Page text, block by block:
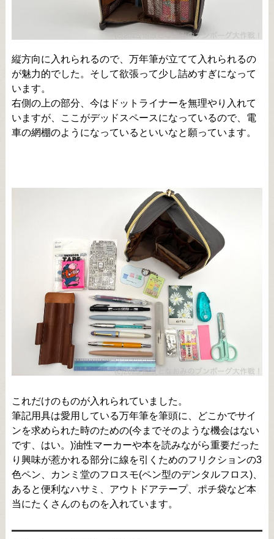
縦方向に入れられるので、万年筆が立てて入れられるの
が魅力的でした。そして欲張って少し詰めすぎになって
います。
右側の上の部分、今はドットライナーを無理やり入れて
いますが、ここがデッドスペースになっているので、電
車の網棚のようになっているといいなと願っています。
これだけのものが入れられていました。
筆記用具は愛用している万年筆を筆頭に、どこかでサイ
ンを求められた時のための(今までそのような機会はない
です、はい。)油性マーカーや本を読みながら重要だった
り興味が惹かれる部分に線を引くためのフリクションの3
色ペン、カンミ堂のフロスモ(ペン型のデンタルフロス)、
あると便利なハサミ、アウトドアテープ、ポチ袋など本
当にたくさんのものを入れています。